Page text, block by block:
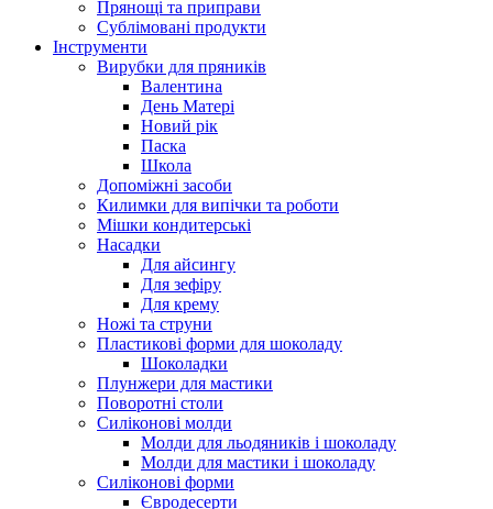
Прянощі та приправи
Сублімовані продукти
Інструменти
Вирубки для пряників
Валентина
День Матері
Новий рік
Паска
Школа
Допоміжні засоби
Килимки для випічки та роботи
Мішки кондитерські
Насадки
Для айсингу
Для зефіру
Для крему
Ножі та струни
Пластикові форми для шоколаду
Шоколадки
Плунжери для мастики
Поворотні столи
Силіконові молди
Молди для льодяників і шоколаду
Молди для мастики і шоколаду
Силіконові форми
Євродесерти